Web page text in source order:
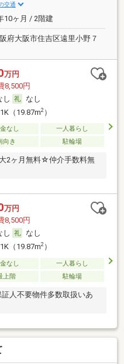
交通
10ヶ月 / 2階建
府大阪市住吉区遠里小野７
万円
8,500円
し
なし
（19.87m2）
なし
一人暮らし
向き 駐輪場
2ヶ月無料☆仲介手数料無
万円
8,500円
し
なし
（19.87m2）
なし
一人暮らし
上階 駐輪場
証人不要物件多数取扱いあ